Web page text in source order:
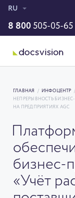
RU
8 800 505-05-65
ГЛАВНАЯ / ИНФОЦЕНТР /
НЕПРЕРЫВНОСТЬ
НА ПРЕДПРИЯТИЯХ AGC
бизнес-
«Учёт